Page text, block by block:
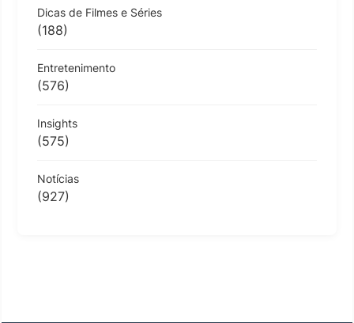
Dicas de Filmes e Séries
(188)
Entretenimento
(576)
Insights
(575)
Notícias
(927)